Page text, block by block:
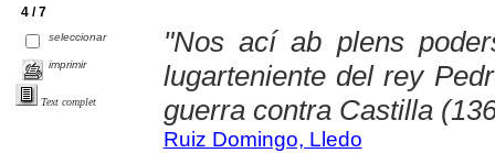
4 / 7
seleccionar
imprimir
Text complet
"Nos ací ab plens
lugarteniente del rey
guerra contra Castilla
Ruiz Domingo, Lledo